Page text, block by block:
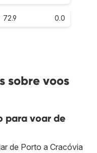
72.9 0.0
sobre voos
para voar de
de Porto a Cracóvia